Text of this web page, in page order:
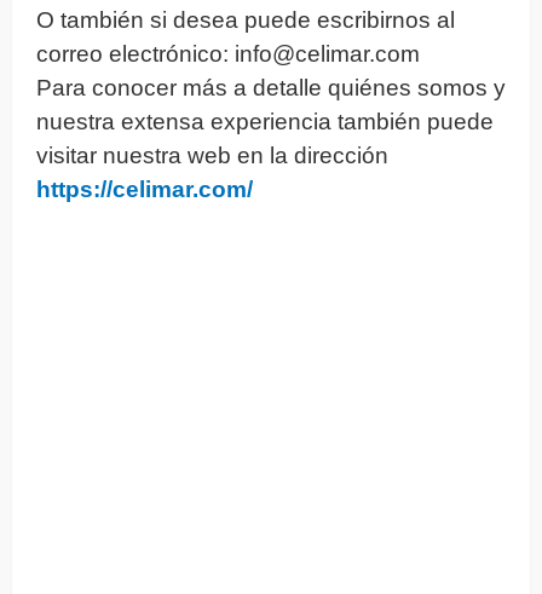
O también si desea puede escribirnos al
correo electrónico: info@celimar.com
Para conocer más a detalle quiénes somos y
nuestra extensa experiencia también puede
visitar nuestra web en la dirección
https://celimar.com/